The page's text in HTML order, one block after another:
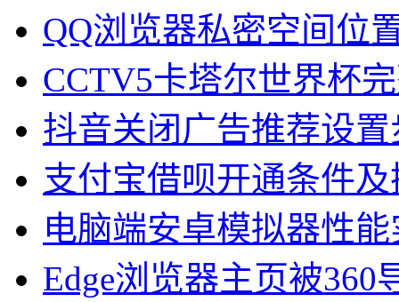
QQ浏览器私密空间位
CCTV5卡塔尔世界杯
抖音关闭广告推荐设
支付宝借呗开通条件
电脑端安卓模拟器性
Edge浏览器主页被360